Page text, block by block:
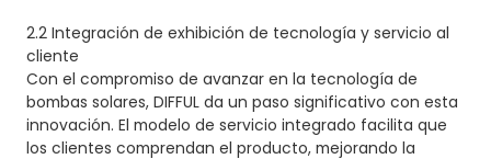
2.2 Integración de exhibición de tecnología y servicio al
cliente
Con el compromiso de avanzar en la tecnología de
bombas solares, DIFFUL da un paso significativo con esta
innovación. El modelo de servicio integrado facilita que
los clientes comprendan el producto, mejorando la